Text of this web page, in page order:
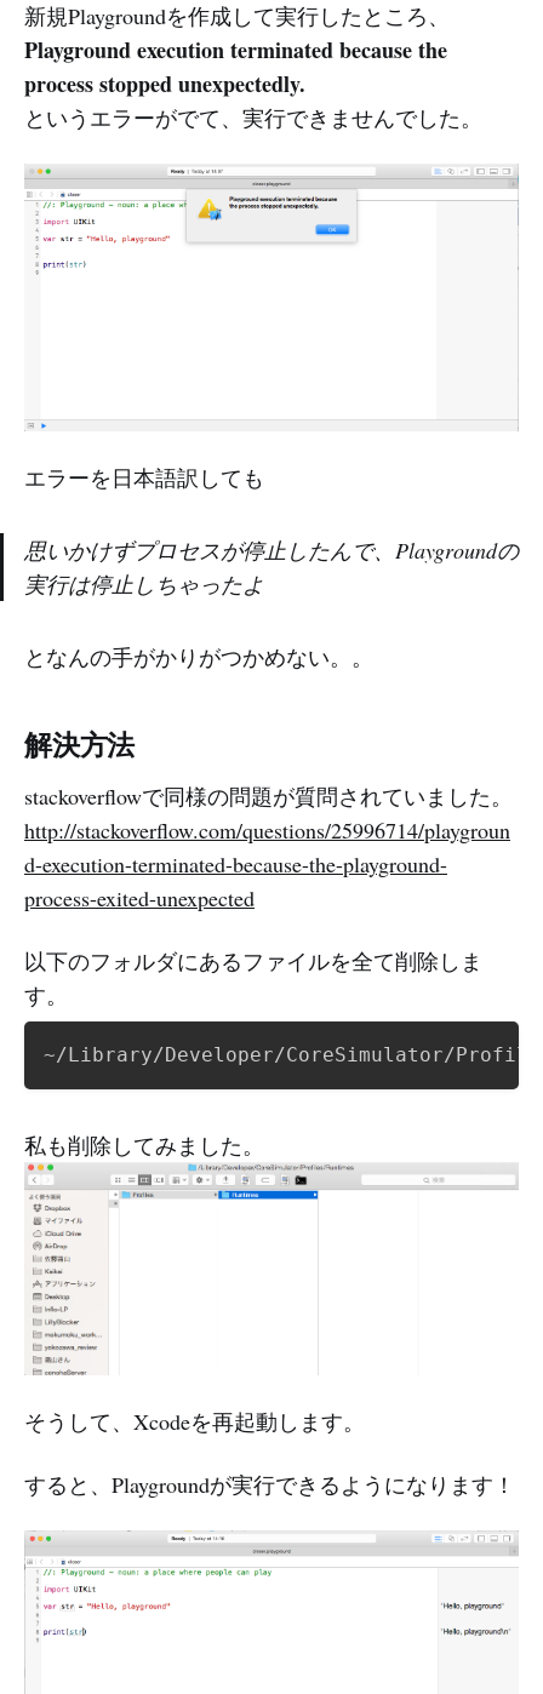
新規Playgroundを作成して実行したところ、
Playground execution terminated because the
process stopped unexpectedly.
というエラーがでて、実行できませんでした。
エラーを日本語訳しても
思いかけずプロセスが停止したんで、Playgroundの
実行は停止しちゃったよ
となんの手がかりがつかめない。。
解決方法
stackoverflowで同様の問題が質問されていました。
http://stackoverflow.com/questions/25996714/playgroun
d-execution-terminated-because-the-playground-
process-exited-unexpected
以下のフォルダにあるファイルを全て削除しま
す。
私も削除してみました。
そうして、Xcodeを再起動します。
すると、Playgroundが実行できるようになります！